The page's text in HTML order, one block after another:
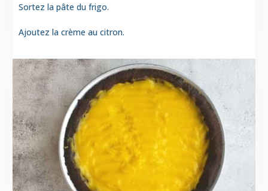
Sortez la pâte du frigo.
Ajoutez la crème au citron.